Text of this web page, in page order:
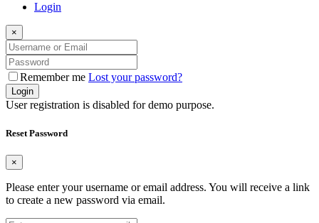
Login
×
Remember me Lost your password?
Login
User registration is disabled for demo purpose.
Reset Password
×
Please enter your username or email address. You will receive a link
to create a new password via email.